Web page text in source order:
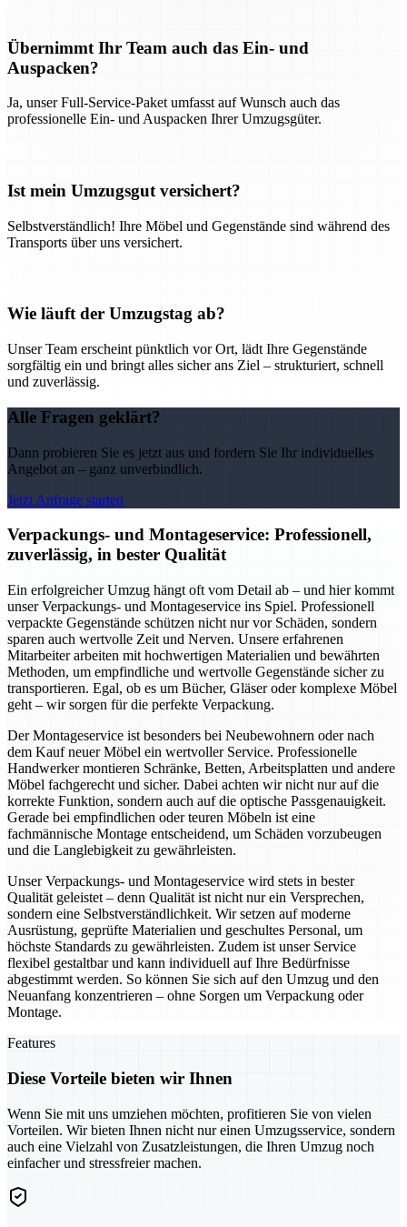
Übernimmt Ihr Team auch das Ein- und
Auspacken?
Ja, unser Full-Service-Paket umfasst auf Wunsch auch das
professionelle Ein- und Auspacken Ihrer Umzugsgüter.
Ist mein Umzugsgut versichert?
Selbstverständlich! Ihre Möbel und Gegenstände sind während des
Transports über uns versichert.
Wie läuft der Umzugstag ab?
Unser Team erscheint pünktlich vor Ort, lädt Ihre Gegenstände
sorgfältig ein und bringt alles sicher ans Ziel – strukturiert, schnell
und zuverlässig.
Alle Fragen geklärt?
Dann probieren Sie es jetzt aus und fordern Sie Ihr individuelles
Angebot an – ganz unverbindlich.
Jetzt Anfrage starten
Verpackungs- und Montageservice: Professionell,
zuverlässig, in bester Qualität
Ein erfolgreicher Umzug hängt oft vom Detail ab – und hier kommt
unser Verpackungs- und Montageservice ins Spiel. Professionell
verpackte Gegenstände schützen nicht nur vor Schäden, sondern
sparen auch wertvolle Zeit und Nerven. Unsere erfahrenen
Mitarbeiter arbeiten mit hochwertigen Materialien und bewährten
Methoden, um empfindliche und wertvolle Gegenstände sicher zu
transportieren. Egal, ob es um Bücher, Gläser oder komplexe Möbel
geht – wir sorgen für die perfekte Verpackung.
Der Montageservice ist besonders bei Neubewohnern oder nach
dem Kauf neuer Möbel ein wertvoller Service. Professionelle
Handwerker montieren Schränke, Betten, Arbeitsplatten und andere
Möbel fachgerecht und sicher. Dabei achten wir nicht nur auf die
korrekte Funktion, sondern auch auf die optische Passgenauigkeit.
Gerade bei empfindlichen oder teuren Möbeln ist eine
fachmännische Montage entscheidend, um Schäden vorzubeugen
und die Langlebigkeit zu gewährleisten.
Unser Verpackungs- und Montageservice wird stets in bester
Qualität geleistet – denn Qualität ist nicht nur ein Versprechen,
sondern eine Selbstverständlichkeit. Wir setzen auf moderne
Ausrüstung, geprüfte Materialien und geschultes Personal, um
höchste Standards zu gewährleisten. Zudem ist unser Service
flexibel gestaltbar und kann individuell auf Ihre Bedürfnisse
abgestimmt werden. So können Sie sich auf den Umzug und den
Neuanfang konzentrieren – ohne Sorgen um Verpackung oder
Montage.
Features
Diese Vorteile bieten wir Ihnen
Wenn Sie mit uns umziehen möchten, profitieren Sie von vielen
Vorteilen. Wir bieten Ihnen nicht nur einen Umzugsservice, sondern
auch eine Vielzahl von Zusatzleistungen, die Ihren Umzug noch
einfacher und stressfreier machen.